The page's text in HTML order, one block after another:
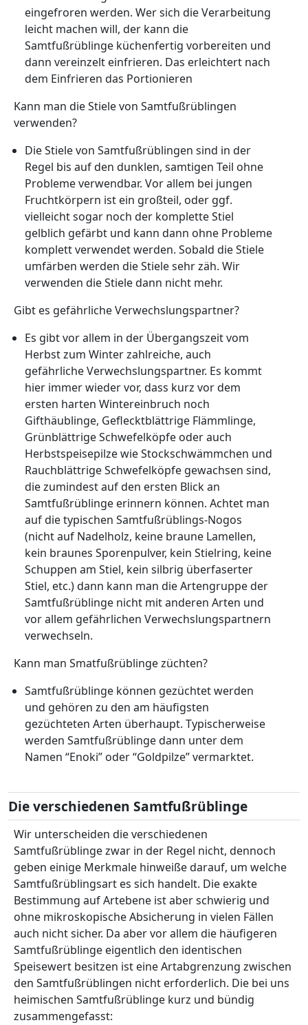
eingefroren werden. Wer sich die Verarbeitung
leicht machen will, der kann die
Samtfußrüblinge küchenfertig vorbereiten und
dann vereinzelt einfrieren. Das erleichtert nach
dem Einfrieren das Portionieren
Kann man die Stiele von Samtfußrüblingen
verwenden?
Die Stiele von Samtfußrüblingen sind in der
Regel bis auf den dunklen, samtigen Teil ohne
Probleme verwendbar. Vor allem bei jungen
Fruchtkörpern ist ein großteil, oder ggf.
vielleicht sogar noch der komplette Stiel
gelblich gefärbt und kann dann ohne Probleme
komplett verwendet werden. Sobald die Stiele
umfärben werden die Stiele sehr zäh. Wir
verwenden die Stiele dann nicht mehr.
Gibt es gefährliche Verwechslungspartner?
Es gibt vor allem in der Übergangszeit vom
Herbst zum Winter zahlreiche, auch
gefährliche Verwechslungspartner. Es kommt
hier immer wieder vor, dass kurz vor dem
ersten harten Wintereinbruch noch
Gifthäublinge, Geflecktblättrige Flämmlinge,
Grünblättrige Schwefelköpfe oder auch
Herbstspeisepilze wie Stockschwämmchen und
Rauchblättrige Schwefelköpfe gewachsen sind,
die zumindest auf den ersten Blick an
Samtfußrüblinge erinnern können. Achtet man
auf die typischen Samtfußrüblings-Nogos
(nicht auf Nadelholz, keine braune Lamellen,
kein braunes Sporenpulver, kein Stielring, keine
Schuppen am Stiel, kein silbrig überfaserter
Stiel, etc.) dann kann man die Artengruppe der
Samtfußrüblinge nicht mit anderen Arten und
vor allem gefährlichen Verwechslungspartnern
verwechseln.
Kann man Smatfußrüblinge züchten?
Samtfußrüblinge können gezüchtet werden
und gehören zu den am häufigsten
gezüchteten Arten überhaupt. Typischerweise
werden Samtfußrüblinge dann unter dem
Namen “Enoki” oder “Goldpilze” vermarktet.
Die verschiedenen Samtfußrüblinge
Wir unterscheiden die verschiedenen
Samtfußrüblinge zwar in der Regel nicht, dennoch
geben einige Merkmale hinweiße darauf, um welche
Samtfußrüblingsart es sich handelt. Die exakte
Bestimmung auf Artebene ist aber schwierig und
ohne mikroskopische Absicherung in vielen Fällen
auch nicht sicher. Da aber vor allem die häufigeren
Samtfußrüblinge eigentlich den identischen
Speisewert besitzen ist eine Artabgrenzung zwischen
den Samtfußrüblingen nicht erforderlich. Die bei uns
heimischen Samtfußrüblinge kurz und bündig
zusammengefasst: